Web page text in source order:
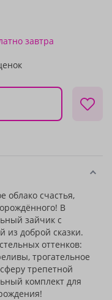
завтра
облако счастья,
В
зайчик с
доброй сказки.
оттенков:
трогательное
трепетной
комплект для